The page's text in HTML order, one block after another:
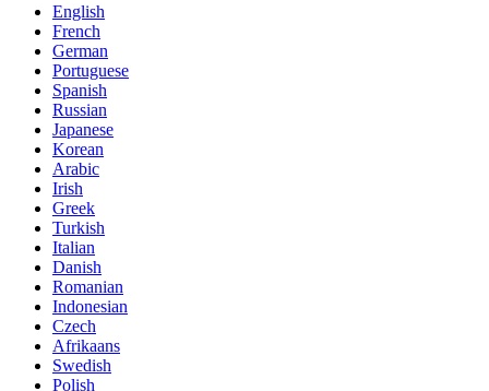
English
French
German
Portuguese
Spanish
Russian
Japanese
Korean
Arabic
Irish
Greek
Turkish
Italian
Danish
Romanian
Indonesian
Czech
Afrikaans
Swedish
Polish